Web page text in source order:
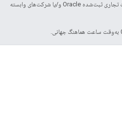
مراجعه کنید. جاوا علامت تجاری ثبت‌شده Oracle و/یا شرکت‌های وابسته